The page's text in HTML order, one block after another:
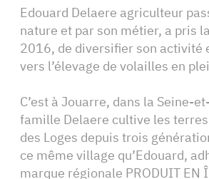
Edouard Delaere agriculteur
nature et par son métier, a pris
2016, de diversifier son activité
vers l’élevage de volailles en
C’est à Jouarre, dans la Seine-
famille Delaere cultive les
des Loges depuis trois
ce même village qu’Edouard,
marque régionale PRODUIT EN